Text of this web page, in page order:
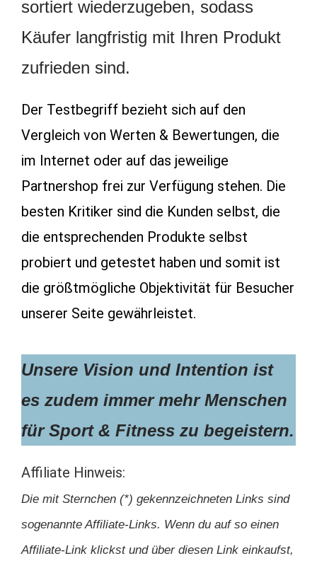
sortiert wiederzugeben, sodass
Käufer langfristig mit Ihren Produkt
zufrieden sind.
Der Testbegriff bezieht sich auf den
Vergleich von Werten & Bewertungen, die
im Internet oder auf das jeweilige
Partnershop frei zur Verfügung stehen. Die
besten Kritiker sind die Kunden selbst, die
die entsprechenden Produkte selbst
probiert und getestet haben und somit ist
die größtmögliche Objektivität für Besucher
unserer Seite gewährleistet.
Unsere Vision und Intention ist
es zudem immer mehr Menschen
für Sport & Fitness zu begeistern.
Affiliate Hinweis:
Die mit Sternchen (*) gekennzeichneten Links sind
sogenannte Affiliate-Links. Wenn du auf so einen
Affiliate-Link klickst und über diesen Link einkaufst,